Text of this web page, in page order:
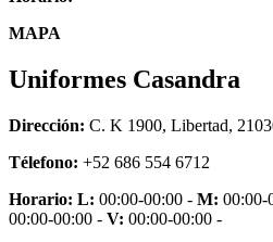
MAPA
Uniformes Casandra
Dirección: C. K 1900, Libertad,
Télefono: +52 686 554 6712
Horario: L: 00:00-00:00 - M: 00:00-
00:00-00:00 - V: 00:00-00:00 -